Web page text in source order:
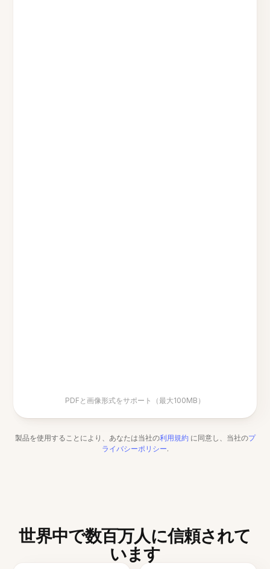
PDFと画像形式をサポート（最大100MB）
製品を使用することにより、あなたは当社の利用規約 に同意し、当社のプ
ライバシーポリシー.
世界中で数百万人に信頼されて
います